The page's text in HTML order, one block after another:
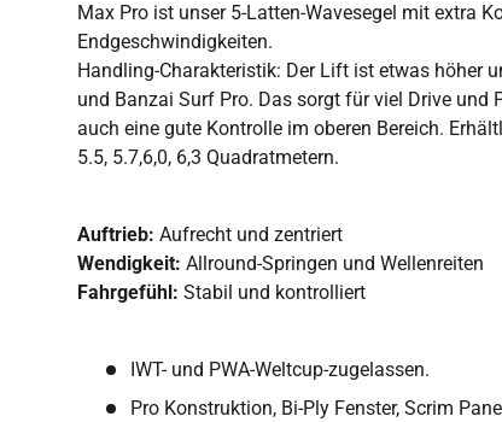
Max Pro ist unser 5-Latten-Wavesegel mit extra
Endgeschwindigkeiten.
Handling-Charakteristik: Der Lift ist etwas höher
und Banzai Surf Pro. Das sorgt für viel Drive und
auch eine gute Kontrolle im oberen Bereich.
5.5, 5.7,6,0, 6,3 Quadratmetern.
Auftrieb: Aufrecht und zentriert
Wendigkeit: Allround-Springen und Wellenreiten
Fahrgefühl: Stabil und kontrolliert
IWT- und PWA-Weltcup-zugelassen.
Pro Konstruktion, Bi-Ply Fenster, Scrim